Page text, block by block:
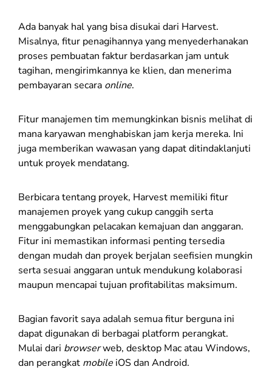
Ada banyak hal yang bisa disukai dari Harvest.
Misalnya, fitur penagihannya yang menyederhanakan
proses pembuatan faktur berdasarkan jam untuk
tagihan, mengirimkannya ke klien, dan menerima
pembayaran secara online.
Fitur manajemen tim memungkinkan bisnis melihat di
mana karyawan menghabiskan jam kerja mereka. Ini
juga memberikan wawasan yang dapat ditindaklanjuti
untuk proyek mendatang.
Berbicara tentang proyek, Harvest memiliki fitur
manajemen proyek yang cukup canggih serta
menggabungkan pelacakan kemajuan dan anggaran.
Fitur ini memastikan informasi penting tersedia
dengan mudah dan proyek berjalan seefisien mungkin
serta sesuai anggaran untuk mendukung kolaborasi
maupun mencapai tujuan profitabilitas maksimum.
Bagian favorit saya adalah semua fitur berguna ini
dapat digunakan di berbagai platform perangkat.
Mulai dari browserweb, desktop Mac atau Windows,
dan perangkat mobile iOS dan Android.